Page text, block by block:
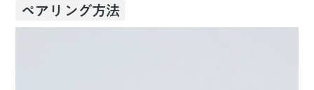
ペアリング方法